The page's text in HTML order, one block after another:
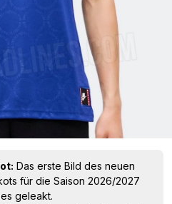
Das erste Bild des neuen
für die Saison 2026/2027
geleakt.